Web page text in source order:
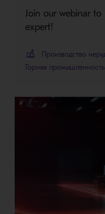
Join our webinar
expert!
Производство
Горная промышленность